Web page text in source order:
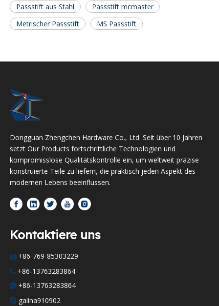
Passstift aus Stahl
Passstift mcmaster
Metrischer Passstift
MS Passstift
Dongguan Zhengchen Hardware Co., Ltd. Seit über 10 Jahren
setzt Our Products fortschrittliche Technologien und
kompromisslose Qualitätskontrolle ein, um weltweit präzise
konstruierte Teile zu liefern, die praktisch jeden Aspekt des
modernen Lebens beeinflussen.
Kontaktiere uns
 +86-769-85303229
 +86-13763283864
 +86-13763283864
 galina910902